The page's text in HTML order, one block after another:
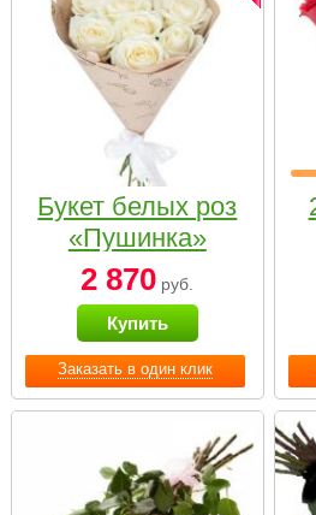
Заказать в один клик
Букет белых роз
«Пушинка»
2 870 руб.
Купить